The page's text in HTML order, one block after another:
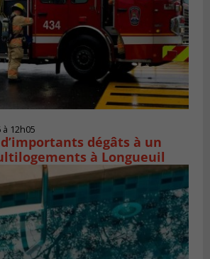
12h05
dégâts à un
à Longueuil